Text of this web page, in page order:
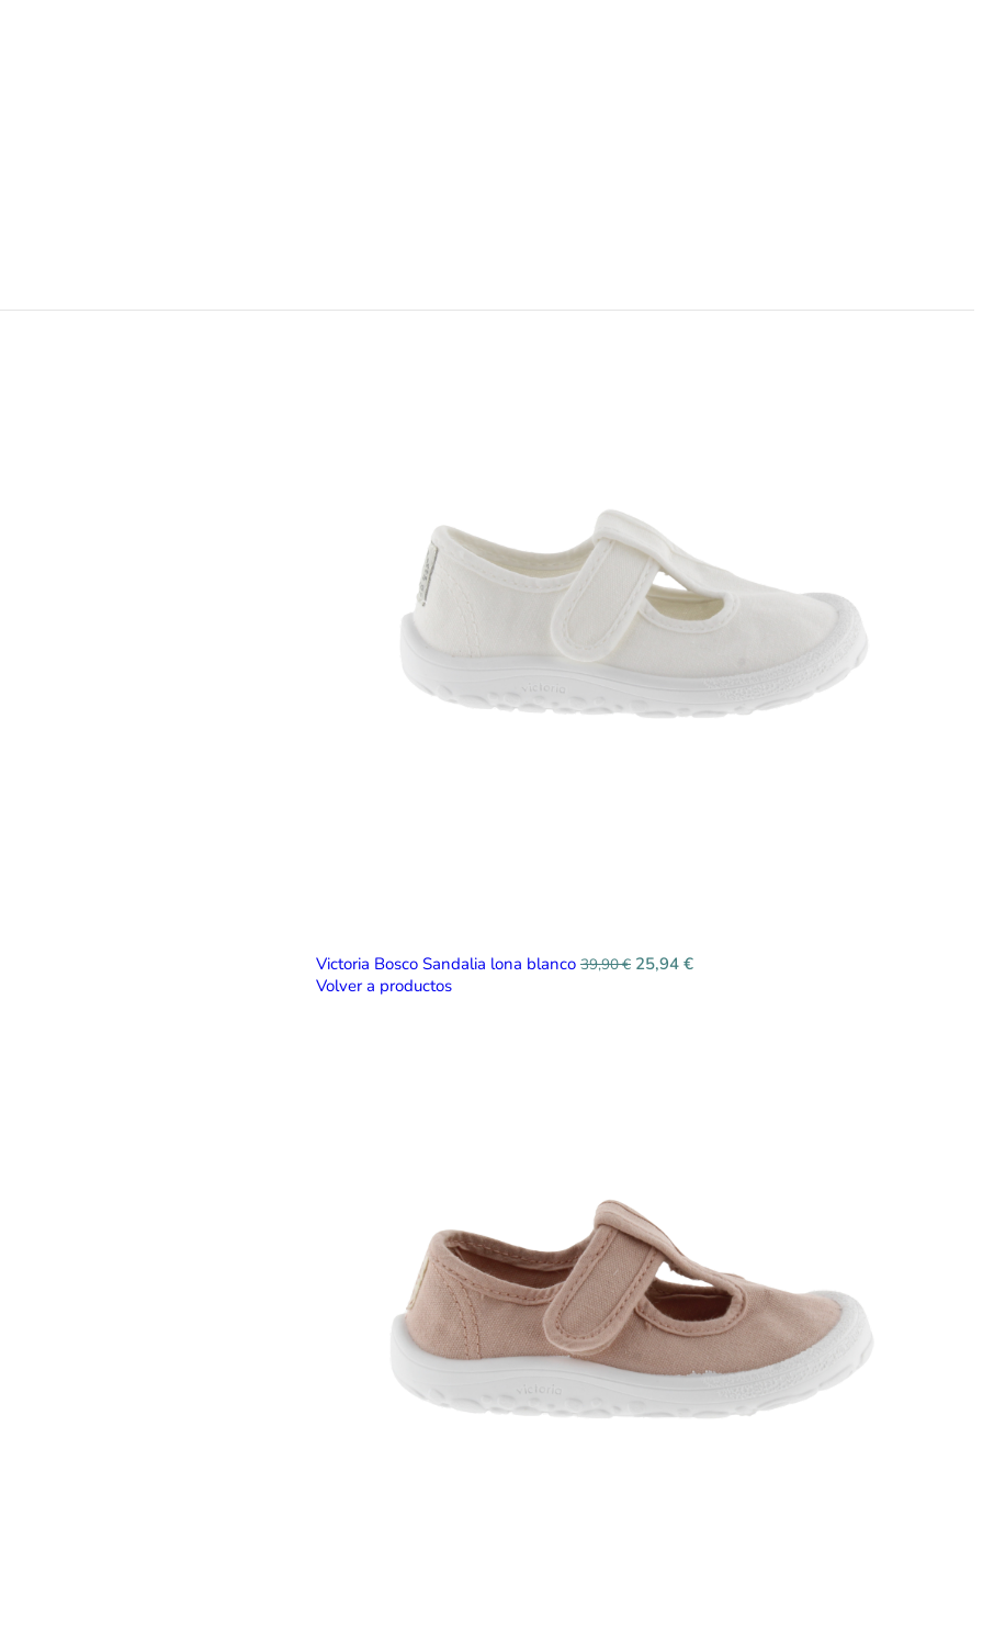
Victoria Bosco Sandalia lona blanco 39,90€ 25,94 €
Volver a productos